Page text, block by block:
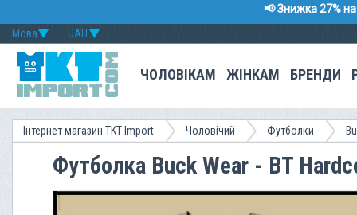
📢 Знижка 27%
UAH
Мова
ЧОЛОВІКАМ ЖІНКАМ БРЕНДИ
Інтернет магазин TKT Import Чоловічий Футболки
Футболка Buck Wear - BT